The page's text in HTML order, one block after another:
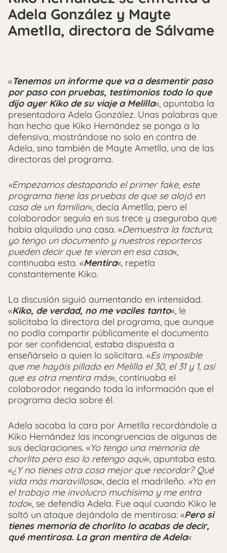
Adela González y Mayte
Ametlla, directora de Sálvame
«Tenemos un informe que va a desmentir paso
por paso con pruebas, testimonios todo lo que
dijo ayer Kiko de su viaje a Melilla«, apuntaba la
presentadora Adela González. Unas palabras que
han hecho que Kiko Hernández se ponga a la
defensiva, mostrándose no solo en contra de
Adela, sino también de Mayte Ametlla, una de las
directoras del programa.
«Empezamos destapando el primer fake, este
programa tiene las pruebas de que se alojó en
casa de un familiar«, decía Ametlla, pero el
colaborador seguía en sus trece y aseguraba que
había alquilado una casa. «Demuestra la factura,
yo tengo un documento y nuestros reporteros
pueden decir que te vieron en esa casa«,
continuaba esta. «Mentira«, repetía
constantemente Kiko.
La discusión siguió aumentando en intensidad.
«Kiko, de verdad, no me vaciles tanto«, le
solicitaba la directora del programa, que aunque
no podía compartir públicamente el documento
por ser confidencial, estaba dispuesta a
enseñárselo a quien lo solicitara. «Es imposible
que me hayáis pillado en Melilla el 30, el 31 y 1, así
que es otra mentira más«, continuaba el
colaborador negando toda la información que el
programa decía sobre él.
Adela sacaba la cara por Ametlla recordándole a
Kiko Hernández las incongruencias de algunas de
sus declaraciones. «Yo tengo una memoria de
chorlito pero eso lo retengo aquí«, apuntaba esta.
«¿Y no tienes otra cosa mejor que recordar? Qué
vida más maravillosa«, decía el madrileño. «Yo en
el trabajo me involucro muchísimo y me entra
todo«, se defendía Adela. Fue aquí cuando Kiko le
soltó un ataque dejándola de mentirosa: «Pero si
tienes memoria de chorlito lo acabas de decir,
qué mentirosa. La gran mentira de Adela«